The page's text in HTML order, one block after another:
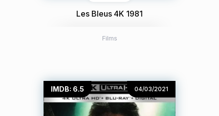
Les Bleus 4K 1981
Films
IMDB: 6.5 04/03/2021